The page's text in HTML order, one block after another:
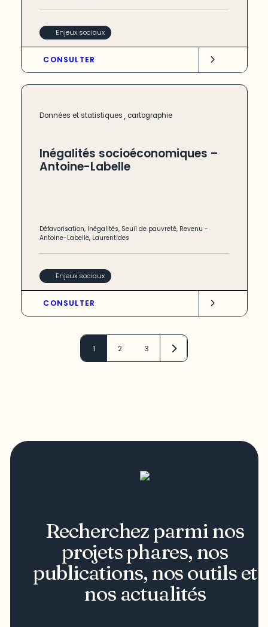
Enjeux sociaux
CONSULTER
Données et statistiques, cartographie
Inégalités socioéconomiques –
Antoine-Labelle
Défavorisation, Inégalités, Seuil de pauvreté, Revenu -
Antoine-Labelle, Laurentides
Enjeux sociaux
CONSULTER
1 2 3
Recherchez parmi nos
projets phares, nos
publications, nos outils et
nos actualités